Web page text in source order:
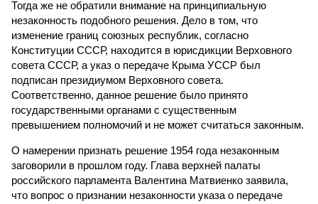
Тогда же не обратили внимание на принципиальную
незаконность подобного решения. Дело в том, что
изменение границ союзных республик, согласно
Конституции СССР, находится в юрисдикции Верховного
совета СССР, а указ о передаче Крыма УССР был
подписан президиумом Верховного совета.
Соответственно, данное решение было принято
государственными органами с существенным
превышением полномочий и не может считаться законным.
О намерении признать решение 1954 года незаконным
заговорили в прошлом году. Глава верхней палаты
российского парламента Валентина Матвиенко заявила,
что вопрос о признании незаконности указа о передаче